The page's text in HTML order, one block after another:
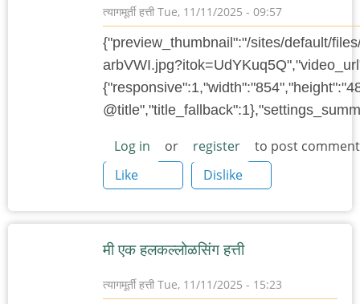
त्यागमूर्ती हत्ती Tue, 11/11/2025 - 09:57
{"preview_thumbnail":"/sites/default/
Log in or register
to post
Like
Dislike
मी एक हलकल्लोळसिंग हत्ती
त्यागमूर्ती हत्ती Tue, 11/11/2025 - 15:23